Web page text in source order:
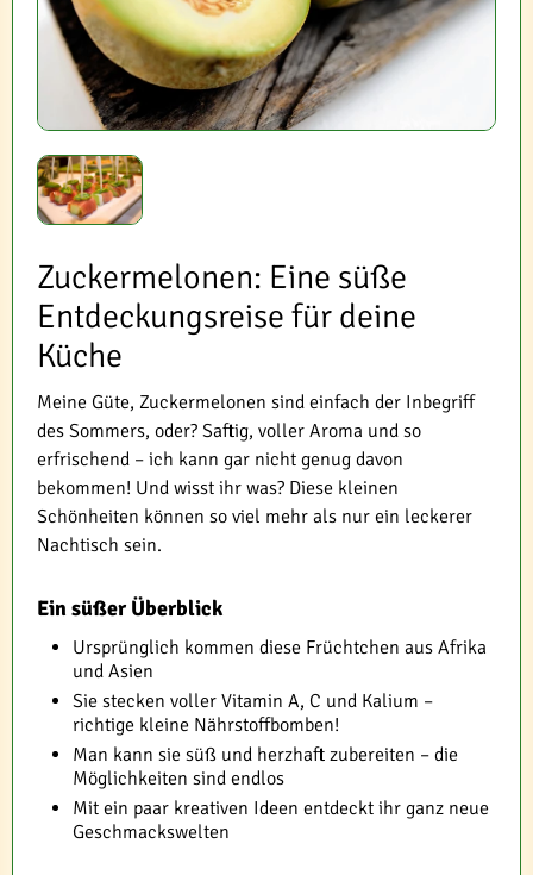
Zuckermelonen: Eine süße
Entdeckungsreise für deine
Küche
Meine Güte, Zuckermelonen sind einfach der Inbegriff
des Sommers, oder? Saftig, voller Aroma und so
erfrischend – ich kann gar nicht genug davon
bekommen! Und wisst ihr was? Diese kleinen
Schönheiten können so viel mehr als nur ein leckerer
Nachtisch sein.
Ein süßer Überblick
Ursprünglich kommen diese Früchtchen aus Afrika
und Asien
Sie stecken voller Vitamin A, C und Kalium –
richtige kleine Nährstoffbomben!
Man kann sie süß und herzhaft zubereiten – die
Möglichkeiten sind endlos
Mit ein paar kreativen Ideen entdeckt ihr ganz neue
Geschmackswelten